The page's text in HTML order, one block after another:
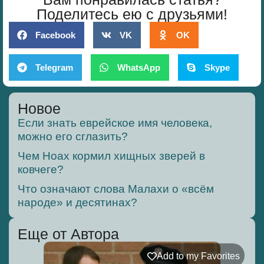
Поделитесь ею с друзьями!
Facebook VK OK
Telegram WhatsApp Skype
Новое
Если знать еврейское имя человека,
можно его сглазить?
Чем Ноах кормил хищных зверей в
ковчеге?
Что означают слова Малахи о «всём
народе» и десятинах?
Еще от Автора
Add to my Favorites